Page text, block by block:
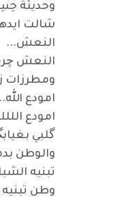
وحديثة
شالت
النعش...
النعش
ومطرزات
امودع الله..
امودع
گلبي
والوطن
تبنيه
وطن تبنيه